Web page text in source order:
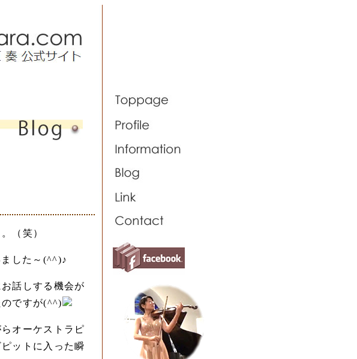
（笑）
した～(^^)♪
話しする機会が
ですが(^^)
オーケストラピ
ットに入った瞬